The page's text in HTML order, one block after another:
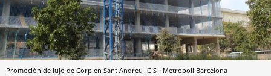
Promoción de lujo de Corp en Sant Andreu C.S - Metrópoli Barcelona